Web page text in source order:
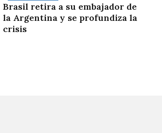
Brasil retira a su embajador de
la Argentina y se profundiza la
crisis